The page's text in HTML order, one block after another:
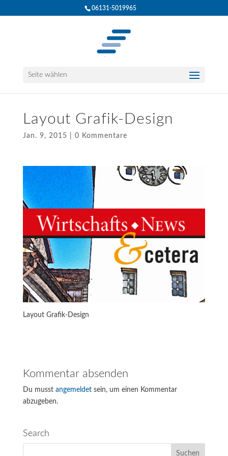
06131-5019965
Seite wählen
Layout Grafik-Design
Jan. 9, 2015 0 Kommentare
Layout Grafik-Design
Kommentar absenden
Du musst angemeldetsein, um einen Kommentar
abzugeben.
Search